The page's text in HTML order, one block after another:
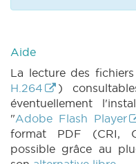
Aide
La lecture des
H.264
)
éventuellement
"Adobe Flash Player
format PDF (CRI,
possible grâce au